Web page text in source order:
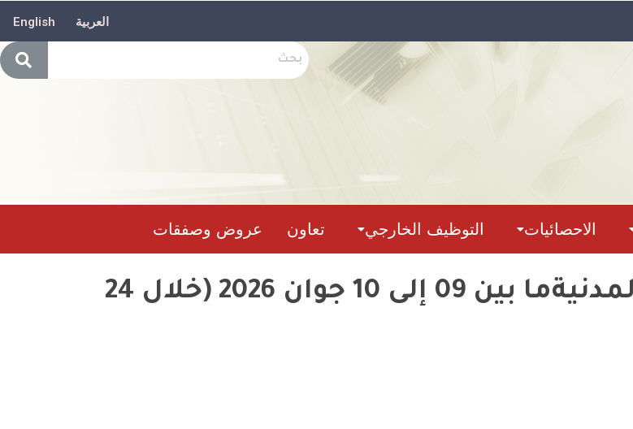
العربية English
الاحصائيات التوظيف الخارجي تعاون عروض وصفقات
حصيلة تدخل وحدات الحماية المدنيةما بين 09 إلى 10 جوان 2026 (خلال 24